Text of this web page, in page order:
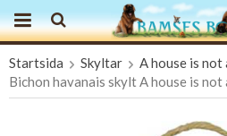
Produkten har blivit
Startsida Skyltar
A house is not
Bichon havanais skylt A house is not